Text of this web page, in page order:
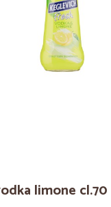
limone cl.70